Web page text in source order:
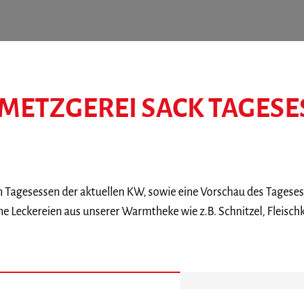
SACK
der aktuellen KW, sowie eine Vorschau des
Leckereien aus unserer Warmtheke wie z.B. Schnitzel,